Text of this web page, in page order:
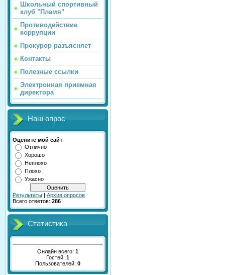
Школьный спортивный
клуб "Пламя"
Противодействие
коррупции
Прокурор разъясняет
Контакты
Полезные ссылки
Электронная приемная
директора
Наш опрос
Оцените мой сайт
Отлично
Хорошо
Неплохо
Плохо
Ужасно
Результаты | Архив опросов
Всего ответов: 286
Статистика
Онлайн всего: 1
Гостей: 1
Пользователей: 0